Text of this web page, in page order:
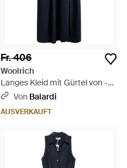
Fr. 406
Woolrich
Langes Kleid mit Gürtel von -
BlauVon Balardi
AUSVERKAUFT